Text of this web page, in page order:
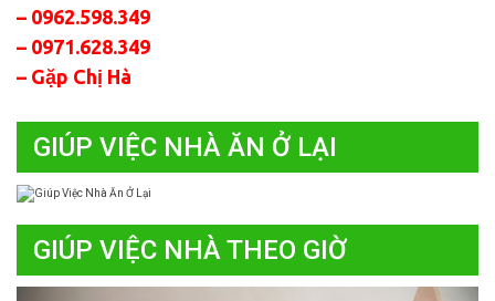
– 0962.598.349
– 0971.628.349
– Gặp Chị Hà
GIÚP VIỆC NHÀ ĂN Ở LẠI
GIÚP VIỆC NHÀ THEO GIỜ